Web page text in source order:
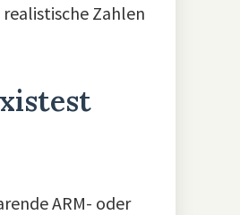
Zahlen
ARM- oder